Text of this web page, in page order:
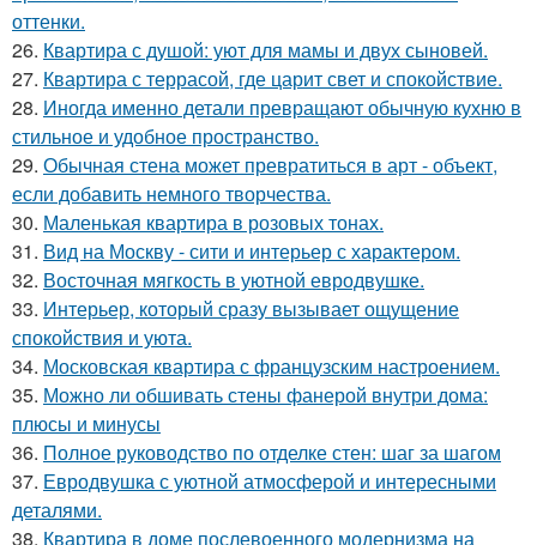
оттенки.
26. Квартира с душой: уют для мамы и двух сыновей.
27. Квартира с террасой, где царит свет и спокойствие.
28. Иногда именно детали превращают обычную кухню в
стильное и удобное пространство.
29. Обычная стена может превратиться в арт - объект,
если добавить немного творчества.
30. Маленькая квартира в розовых тонах.
31. Вид на Москву - сити и интерьер с характером.
32. Восточная мягкость в уютной евродвушке.
33. Интерьер, который сразу вызывает ощущение
спокойствия и уюта.
34. Московская квартира с французским настроением.
35. Можно ли обшивать стены фанерой внутри дома:
плюсы и минусы
36. Полное руководство по отделке стен: шаг за шагом
37. Евродвушка с уютной атмосферой и интересными
деталями.
38. Квартира в доме послевоенного модернизма на